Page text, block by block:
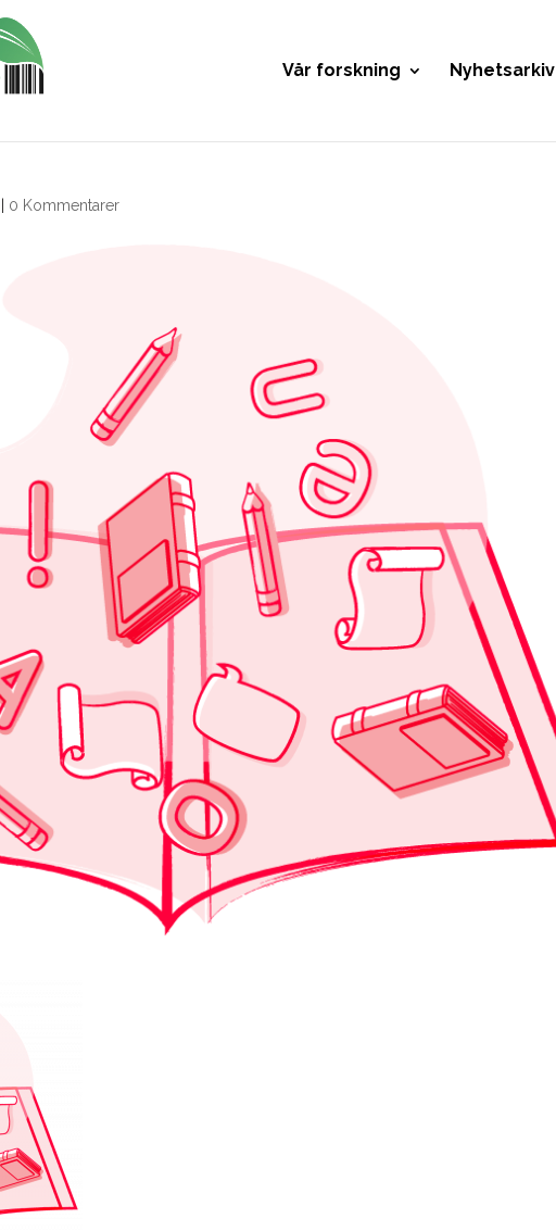
Vår forskning Nyhetsarkiv
0 Kommentarer